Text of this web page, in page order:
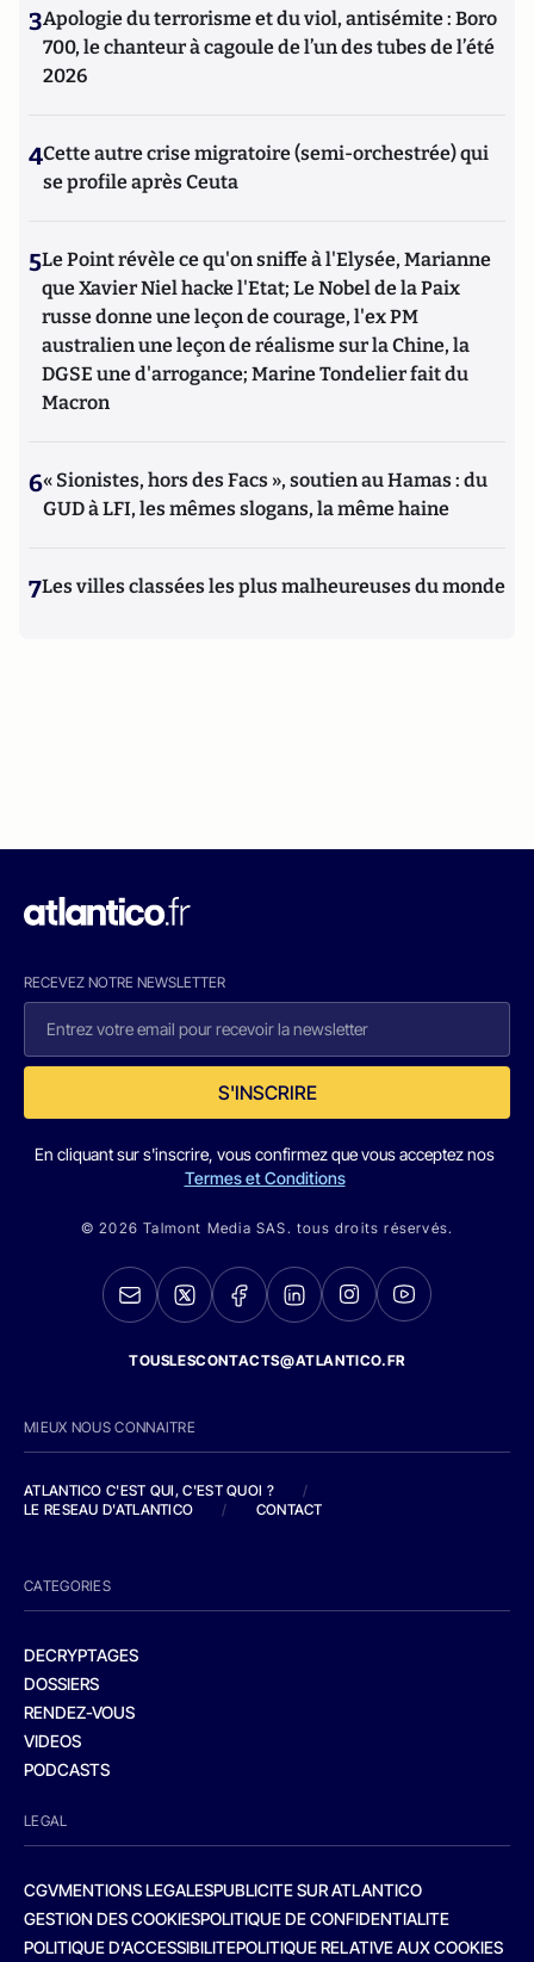
3Apologie du terrorisme et du viol, antisémite : Boro
700, le chanteur à cagoule de l’un des tubes de l’été
2026
4Cette autre crise migratoire (semi-orchestrée) qui
se profile après Ceuta
5Le Point révèle ce qu'on sniffe à l'Elysée, Marianne
que Xavier Niel hacke l'Etat; Le Nobel de la Paix
russe donne une leçon de courage, l'ex PM
australien une leçon de réalisme sur la Chine, la
DGSE une d'arrogance; Marine Tondelier fait du
Macron
6« Sionistes, hors des Facs », soutien au Hamas : du
GUD à LFI, les mêmes slogans, la même haine
7Les villes classées les plus malheureuses du monde
RECEVEZ NOTRE NEWSLETTER
S'INSCRIRE
En cliquant sur s'inscrire, vous confirmez que vous acceptez nos
Termes et Conditions
© 2026 Talmont Media SAS. tous droits réservés.
TOUSLESCONTACTS@ATLANTICO.FR
MIEUX NOUS CONNAITRE
ATLANTICO C'EST QUI, C'EST QUOI ?
/
LE RESEAU D'ATLANTICO
/ CONTACT
CATEGORIES
DECRYPTAGES
DOSSIERS
RENDEZ-VOUS
VIDEOS
PODCASTS
LEGAL
CGVMENTIONS LEGALESPUBLICITE SUR ATLANTICO
GESTION DES COOKIESPOLITIQUE DE CONFIDENTIALITE
POLITIQUE D’ACCESSIBILITEPOLITIQUE RELATIVE AUX COOKIES